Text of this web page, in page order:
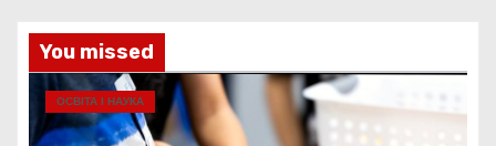
You missed
ОСВІТА І НАУКА